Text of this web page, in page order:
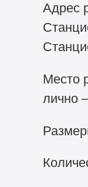
Адрес
Место
лично